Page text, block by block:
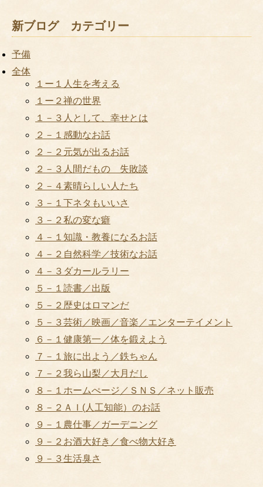
新ブログ カテゴリー
予備
全体
１ー１人生を考える
１ー２禅の世界
１－３人として、幸せとは
２－１感動なお話
２－２元気が出るお話
２－３人間だもの 失敗談
２－４素晴らしい人たち
３－１下ネタもいいさ
３－２私の変な癖
４－１知識・教養になるお話
４－２自然科学／技術なお話
４－３ダカールラリー
５－１読書／出版
５－２歴史はロマンだ
５－３芸術／映画／音楽／エンターテイメント
６－１健康第一／体を鍛えよう
７－１旅に出よう／鉄ちゃん
７－２我ら山梨／大月だし
８－１ホームぺージ／ＳＮＳ／ネット販売
８－２ＡＩ(人工知能）のお話
９－１農仕事／ガーデニング
９－２お酒大好き／食べ物大好き
９－３生活臭さ